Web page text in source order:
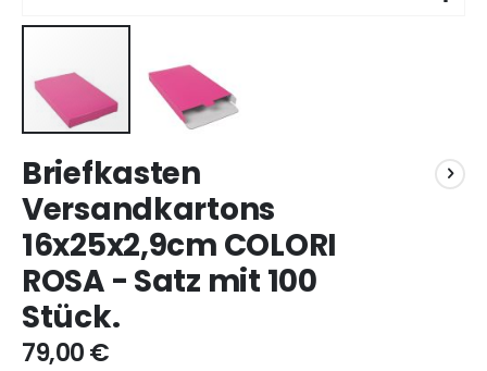
Anfang
der
Bildgalerie
springen
Briefkasten
Versandkartons
16x25x2,9cm COLORI
ROSA - Satz mit 100
Stück.
79,00 €